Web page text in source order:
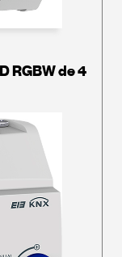
RGBW de 4